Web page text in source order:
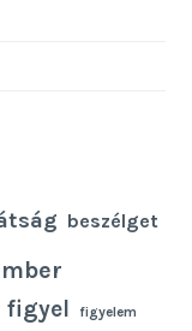
beszélget
figyel figyelem